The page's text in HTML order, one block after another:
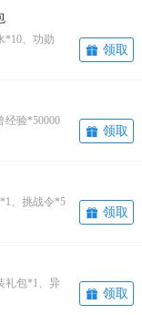
领取
*10、功勋
领取
经验*50000
领取
、挑战令*5
领取
礼包*1、异